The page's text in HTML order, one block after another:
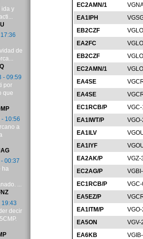
EC2AMN/1
EA1IPH
EB2CZF
EA2FC
EB2CZF
EC2AMN/1
EA4SE
EA4SE
EC1RCB/P
EA1IWT/P
EA1ILV
EA1IYF
EA2AK/P
VGZ-
EC2AG/P
EC1RCB/P
EA5EZ/P
EA1ITM/P
EA5ON
VGV-
EA6KB
ida y
de
- 09:59
por
que
10:56
a
00:37
ha
...
19:43
decir